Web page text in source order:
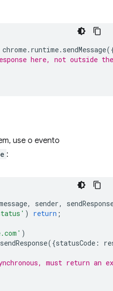
chrome. runtime. sendMessage
here, not outside
use o evento
:
, sender,
) return ;
)
sendResponse({statusCode :
must return an